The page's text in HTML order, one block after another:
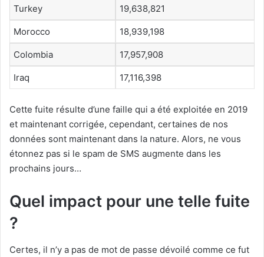
Turkey 19,638,821
Morocco 18,939,198
Colombia 17,957,908
Iraq 17,116,398
Cette fuite résulte d’une faille qui a été exploitée en 2019
et maintenant corrigée, cependant, certaines de nos
données sont maintenant dans la nature. Alors, ne vous
étonnez pas si le spam de SMS augmente dans les
prochains jours…
Quel impact pour une telle fuite
?
Certes, il n’y a pas de mot de passe dévoilé comme ce fut